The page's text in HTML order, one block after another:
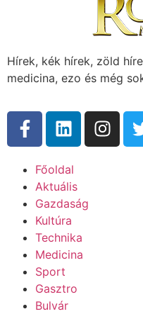
Hírek, kék hírek, zöld
medicina, ezo és még
Főoldal
Aktuális
Gazdaság
Kultúra
Technika
Medicina
Sport
Gasztro
Bulvár